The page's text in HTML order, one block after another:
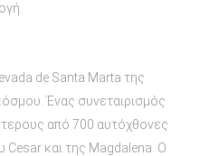
de Santa Marta της
Ένας συνεταιρισμός
από 700 αυτόχθονες
και της Magdalena. Ο